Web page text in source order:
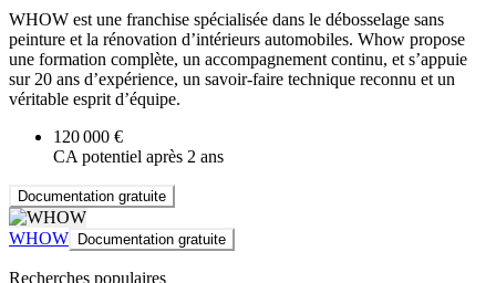
WHOW est une franchise spécialisée dans le débosselage sans
peinture et la rénovation d’intérieurs automobiles. Whow propose
une formation complète, un accompagnement continu, et s’appuie
sur 20 ans d’expérience, un savoir-faire technique reconnu et un
véritable esprit d’équipe.
120 000 €
CA potentiel après 2 ans
Documentation gratuite
WHOW Documentation gratuite
Recherches populaires